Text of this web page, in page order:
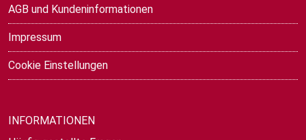
AGB und Kundeninformationen
Impressum
Cookie Einstellungen
INFORMATIONEN